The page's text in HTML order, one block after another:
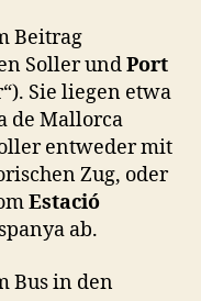
Beitrag
Soller undPort
Sie liegen etwa
de Mallorca
entweder mit
Zug, oder
Estació
ab.
Bus in den